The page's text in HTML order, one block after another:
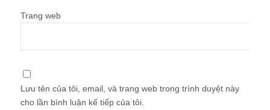
Trang web
Lưu tên của tôi, email, và trang web trong trình duyệt này
cho lần bình luận kế tiếp của tôi.